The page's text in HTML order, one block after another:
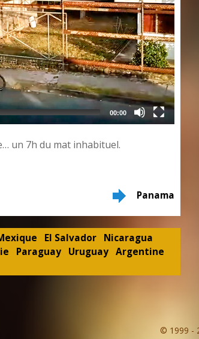
00:00
7h du mat inhabituel.
Panama
El Salvador
Nicaragua
Paraguay Uruguay Argentine
© 1999 -